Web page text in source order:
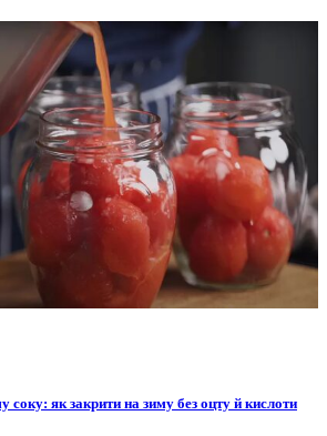
соку: як закрити на зиму без оцту й кислоти